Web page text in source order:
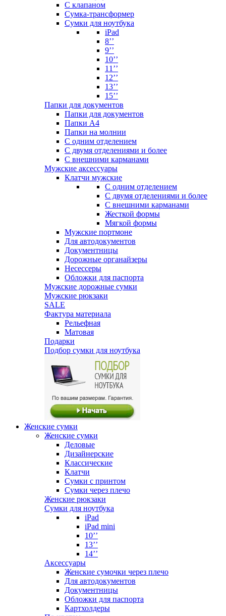
С клапаном
Сумка-трансформер
Сумки для ноутбука
iPad
8’’
9’’
10’’
11’’
12’’
13’’
15’’
Папки для документов
Папки для документов
Папки А4
Папки на молнии
С одним отделением
С двумя отделениями и более
С внешними карманами
Мужские аксессуары
Клатчи мужские
С одним отделением
С двумя отделениями и более
С внешними карманами
Жесткой формы
Мягкой формы
Мужские портмоне
Для автодокументов
Документницы
Дорожные органайзеры
Несессеры
Обложки для паспорта
Мужские дорожные сумки
Мужские рюкзаки
SALE
Фактура материала
Рельефная
Матовая
Подарки
Подбор сумки для ноутбука
Женские сумки
Женские сумки
Деловые
Дизайнерские
Классические
Клатчи
Сумки с принтом
Сумки через плечо
Женские рюкзаки
Сумки для ноутбука
iPad
iPad mini
10’’
13’’
14’’
Аксессуары
Женские сумочки через плечо
Для автодокументов
Документницы
Обложки для паспорта
Картхолдеры